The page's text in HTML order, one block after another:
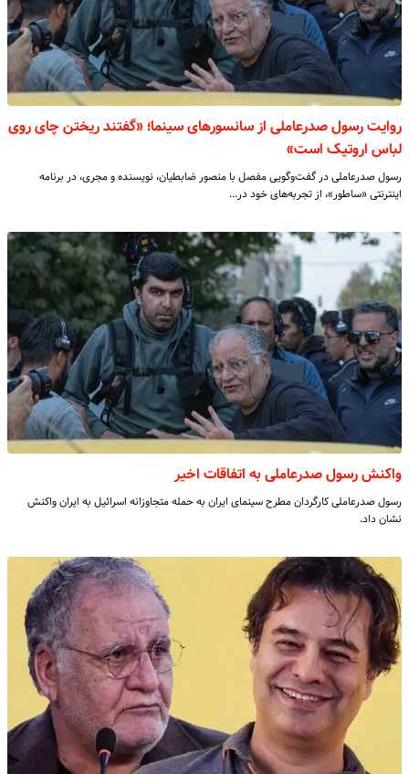
روایت رسول صدرعاملی از سانسورهای سینما؛ «گفتند ریختن چای روی
لباس اروتیک است»
رسول صدرعاملی در گفت‌وگویی مفصل با منصور ضابطیان، نویسنده و مجری، در برنامه
اینترنتی «ساطور»، از تجربه‌های خود در…
واکنش رسول صدرعاملی به اتفاقات اخیر
رسول صدرعاملی کارگردان مطرح سینمای ایران به حمله متجاوزانه اسرائیل به ایران واکنش
نشان داد.